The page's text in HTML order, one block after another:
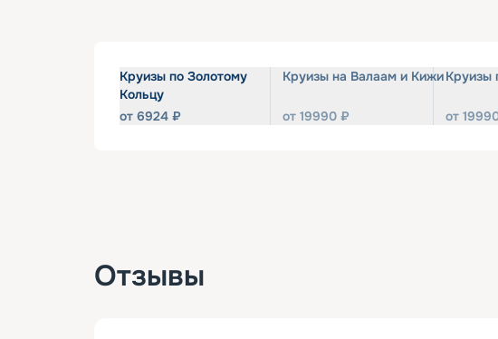
Круизы по Золотому
Кольцу
от 6924 ₽
Круизы на Валаам и Кижи
от 19990 ₽
Круизы
от
Отзывы